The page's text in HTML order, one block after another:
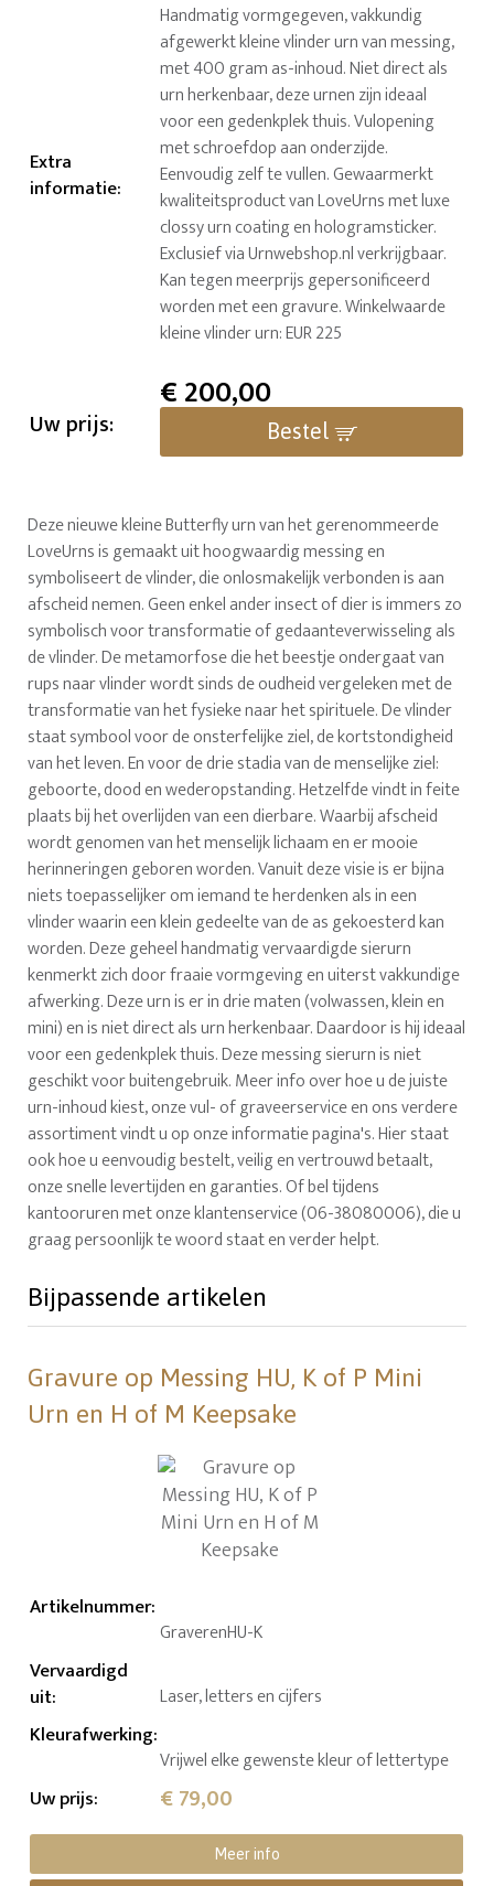
Extra
informatie:
Handmatig vormgegeven, vakkundig
afgewerkt kleine vlinder urn van messing,
met 400 gram as-inhoud. Niet direct als
urn herkenbaar, deze urnen zijn ideaal
voor een gedenkplek thuis. Vulopening
met schroefdop aan onderzijde.
Eenvoudig zelf te vullen. Gewaarmerkt
kwaliteitsproduct van LoveUrns met luxe
clossy urn coating en hologramsticker.
Exclusief via Urnwebshop.nl verkrijgbaar.
Kan tegen meerprijs gepersonificeerd
worden met een gravure. Winkelwaarde
kleine vlinder urn: EUR 225
Uw prijs:
€200,00
Bestel
Deze nieuwe kleine Butterfly urn van het gerenommeerde
LoveUrns is gemaakt uit hoogwaardig messing en
symboliseert de vlinder, die onlosmakelijk verbonden is aan
afscheid nemen. Geen enkel ander insect of dier is immers zo
symbolisch voor transformatie of gedaanteverwisseling als
de vlinder. De metamorfose die het beestje ondergaat van
rups naar vlinder wordt sinds de oudheid vergeleken met de
transformatie van het fysieke naar het spirituele. De vlinder
staat symbool voor de onsterfelijke ziel, de kortstondigheid
van het leven. En voor de drie stadia van de menselijke ziel:
geboorte, dood en wederopstanding. Hetzelfde vindt in feite
plaats bij het overlijden van een dierbare. Waarbij afscheid
wordt genomen van het menselijk lichaam en er mooie
herinneringen geboren worden. Vanuit deze visie is er bijna
niets toepasselijker om iemand te herdenken als in een
vlinder waarin een klein gedeelte van de as gekoesterd kan
worden. Deze geheel handmatig vervaardigde sierurn
kenmerkt zich door fraaie vormgeving en uiterst vakkundige
afwerking. Deze urn is er in drie maten (volwassen, klein en
mini) en is niet direct als urn herkenbaar. Daardoor is hij ideaal
voor een gedenkplek thuis. Deze messing sierurn is niet
geschikt voor buitengebruik. Meer info over hoe u de juiste
urn-inhoud kiest, onze vul- of graveerservice en ons verdere
assortiment vindt u op onze informatie pagina's. Hier staat
ook hoe u eenvoudig bestelt, veilig en vertrouwd betaalt,
onze snelle levertijden en garanties. Of bel tijdens
kantooruren met onze klantenservice (06-38080006), die u
graag persoonlijk te woord staat en verder helpt.
Bijpassende artikelen
Gravure op Messing HU, K of P Mini
Urn en H of M Keepsake
Artikelnummer:
GraverenHU-K
Vervaardigd
uit: Laser, letters en cijfers
Kleurafwerking:
Vrijwel elke gewenste kleur of lettertype
Uw prijs: € 79,00
Meer info